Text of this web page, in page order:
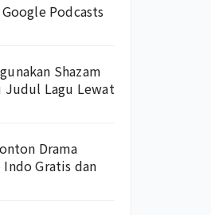
Podcasts
Shazam
Judul Lagu Lewat
Drama
Indo Gratis dan